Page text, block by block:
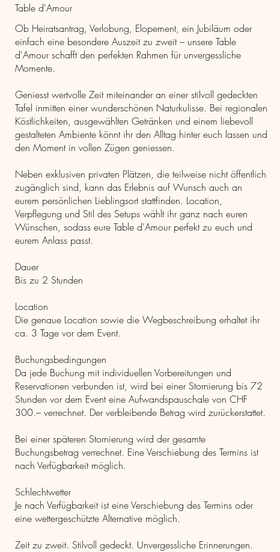
Table d'Amour
Ob Heiratsantrag, Verlobung, Elopement, ein Jubiläum oder
einfach eine besondere Auszeit zu zweit – unsere Table
d'Amour schafft den perfekten Rahmen für unvergessliche
Momente.
Geniesst wertvolle Zeit miteinander an einer stilvoll gedeckten
Tafel inmitten einer wunderschönen Naturkulisse. Bei regionalen
Köstlichkeiten, ausgewählten Getränken und einem liebevoll
gestalteten Ambiente könnt ihr den Alltag hinter euch lassen und
den Moment in vollen Zügen geniessen.
Neben exklusiven privaten Plätzen, die teilweise nicht öffentlich
zugänglich sind, kann das Erlebnis auf Wunsch auch an
eurem persönlichen Lieblingsort stattfinden. Location,
Verpflegung und Stil des Setups wählt ihr ganz nach euren
Wünschen, sodass eure Table d'Amour perfekt zu euch und
eurem Anlass passt.
Dauer
Bis zu 2 Stunden
Location
Die genaue Location sowie die Wegbeschreibung erhaltet ihr
ca. 3 Tage vor dem Event.
Buchungsbedingungen
Da jede Buchung mit individuellen Vorbereitungen und
Reservationen verbunden ist, wird bei einer Stornierung bis 72
Stunden vor dem Event eine Aufwandspauschale von CHF
300.– verrechnet. Der verbleibende Betrag wird zurückerstattet.
Bei einer späteren Stornierung wird der gesamte
Buchungsbetrag verrechnet. Eine Verschiebung des Termins ist
nach Verfügbarkeit möglich.
Schlechtwetter
Je nach Verfügbarkeit ist eine Verschiebung des Termins oder
eine wettergeschützte Alternative möglich.
Zeit zu zweit. Stilvoll gedeckt. Unvergessliche Erinnerungen.